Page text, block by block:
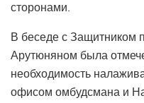
сторонами.
В беседе с Защитником
Арутюняном была
необходимость
офисом омбудсмана и